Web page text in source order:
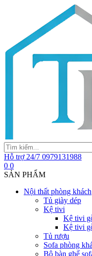
Hỗ trợ 24/7 0979131988
0 0
SẢN PHẨM
Nội thất phòng khách
Tủ giày dép
Kệ tivi
Kệ tivi
Kệ tivi
Tủ rượu
Sofa phòng
Bộ bàn ghế